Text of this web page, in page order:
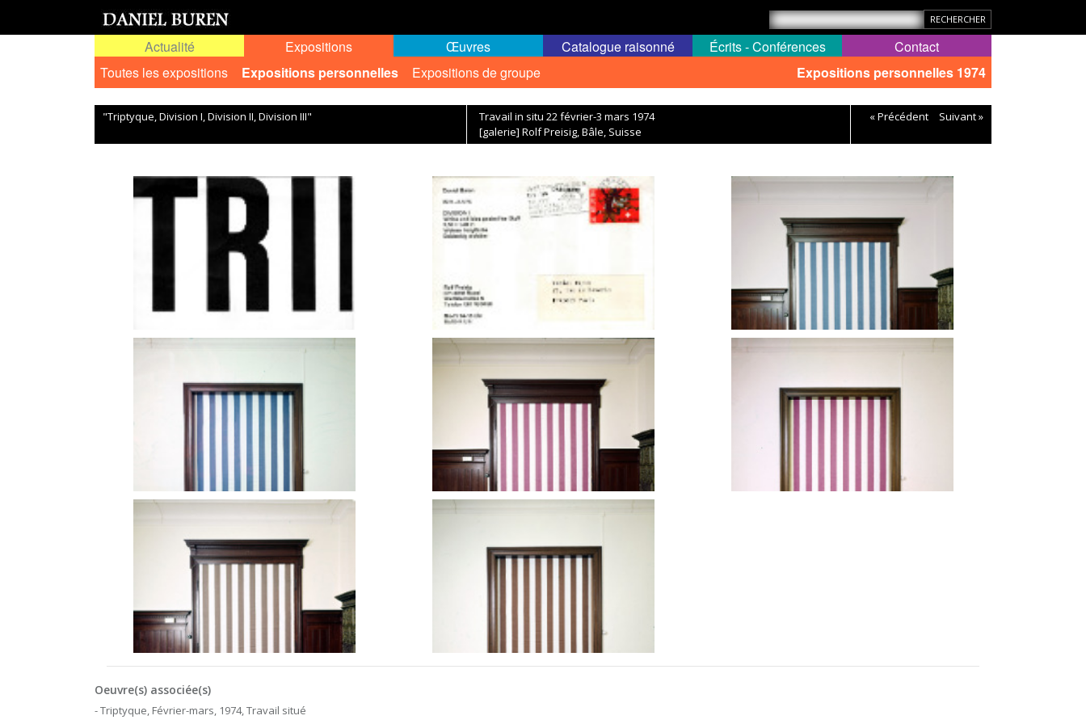
Actualité
Expositions
Toutes les expositions
Expositions personnelles Expositions de groupe Expositions personnelles 1974
Œuvres Catalogue raisonné Écrits - Conférences Contact
"Triptyque, Division I, Division II, Division III"
Travail in situ 22 février-3 mars 1974
[galerie] Rolf Preisig, Bâle, Suisse
« Précédent Suivant »
Oeuvre(s) associée(s)
- Triptyque, Février-mars, 1974, Travail situé